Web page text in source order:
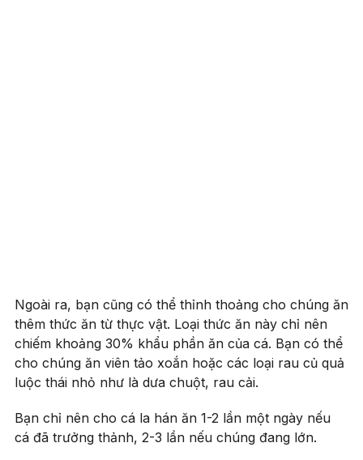
Ngoài ra, bạn cũng có thể thỉnh thoảng cho chúng ăn
thêm thức ăn từ thực vật. Loại thức ăn này chỉ nên
chiếm khoảng 30% khẩu phần ăn của cá. Bạn có thể
cho chúng ăn viên tảo xoắn hoặc các loại rau củ quả
luộc thái nhỏ như là dưa chuột, rau cải.
Bạn chỉ nên cho cá la hán ăn 1-2 lần một ngày nếu
cá đã trưởng thảnh, 2-3 lần nếu chúng đang lớn.